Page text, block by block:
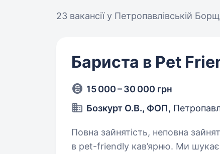
23 вакансіїу Петропавлівській
Бариста в Pet
15 000 – 30 000 грн
Бозкурт О.В., ФОП,
Повна зайнятість, неповна
в pet-friendly кав’ярню. Ми шукаємо людину, яка: має досвід роботи